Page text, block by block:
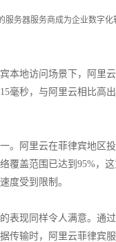
务器服务商成为企业数字
本地访问场景下，阿里
毫秒，与阿里云相比
。阿里云在菲律宾地区
覆盖范围已达到95%，
度受到限制。
表现同样令人满意。通
传输时，阿里云菲律宾